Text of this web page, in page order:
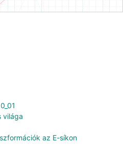
világa
az E-síkon